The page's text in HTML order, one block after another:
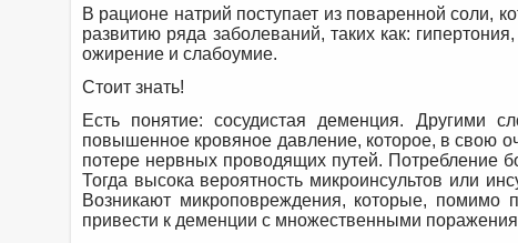
В рационе натрий поступает из поваренной соли,
развитию ряда заболеваний, таких как:
ожирение и слабоумие.
Стоит знать!
Есть понятие: сосудистая деменция. Другими
повышенное кровяное давление, которое, в свою
потере нервных проводящих путей. Потребление
Тогда высока вероятность микроинсультов или
Возникают микроповреждения, которые, помимо
привести к деменции с множественными